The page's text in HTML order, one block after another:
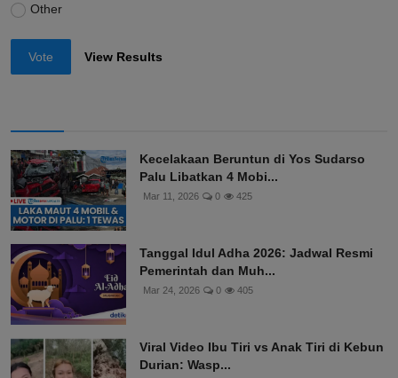
Other
Vote View Results
Kecelakaan Beruntun di Yos Sudarso
Palu Libatkan 4 Mobi...
Mar 11, 2026 0 425
Tanggal Idul Adha 2026: Jadwal Resmi
Pemerintah dan Muh...
Mar 24, 2026 0 405
Viral Video Ibu Tiri vs Anak Tiri di Kebun
Durian: Wasp...